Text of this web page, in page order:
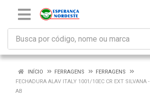
INÍCIO FERRAGENS
FERRAGENS
FECHADURA ALAV ITALY 1001/10EC CR EXT SILVANA -
AB